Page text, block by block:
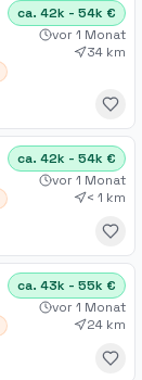
ca. 42k - 54k €
vor 1 Monat
34 km
ca. 42k - 54k €
vor 1 Monat
< 1 km
ca. 43k - 55k €
vor 1 Monat
24 km